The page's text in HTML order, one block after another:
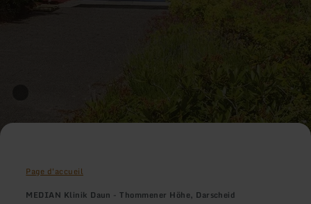
Page d'accueil
MEDIAN Klinik Daun - Thommener Höhe, Darscheid